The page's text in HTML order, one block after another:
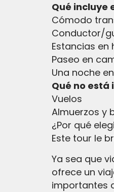
Qué incluye
Cómodo
Conductor/
Estancias en
Paseo en
Una noche
Qué no está
Vuelos
Almuerzos y
¿Por qué
Este tour le
Ya sea que
ofrece un
importantes